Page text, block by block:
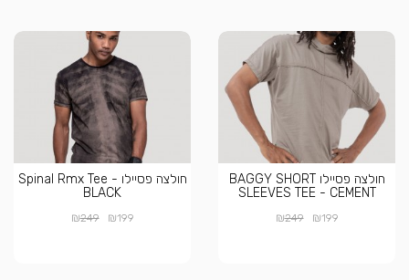
חולצה פסיילו BAGGY SHORT
SLEEVES TEE - CEMENT
₪199
₪249
חולצה פסיילו Spinal Rmx Tee -
BLACK
₪199
₪249